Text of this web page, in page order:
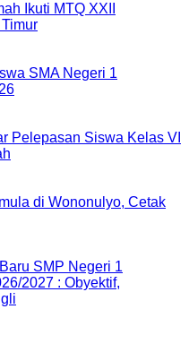
Ikuti MTQ XXII
SMA Negeri 1
Pelepasan Siswa Kelas VI
di Wononulyo, Cetak
SMP Negeri 1
2027 : Obyektif,